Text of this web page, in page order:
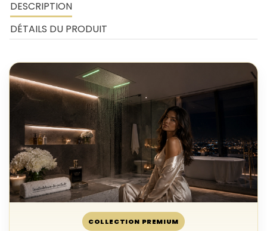
DESCRIPTION
DÉTAILS DU PRODUIT
COLLECTION PREMIUM